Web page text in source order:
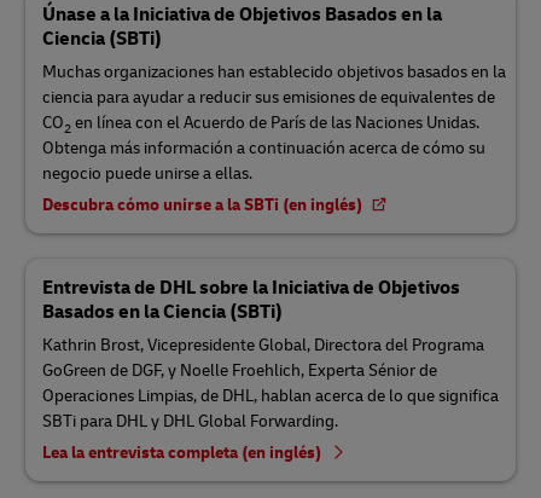
Únase a la Iniciativa de Objetivos Basados en la
Ciencia (SBTi)
Muchas organizaciones han establecido objetivos basados en la
ciencia para ayudar a reducir sus emisiones de equivalentes de
CO2 en línea con el Acuerdo de París de las Naciones Unidas.
Obtenga más información a continuación acerca de cómo su
negocio puede unirse a ellas.
Descubra cómo unirse a la SBTi (en inglés)
Entrevista de DHL sobre la Iniciativa de Objetivos
Basados en la Ciencia (SBTi)
Kathrin Brost, Vicepresidente Global, Directora del Programa
GoGreen de DGF, y Noelle Froehlich, Experta Sénior de
Operaciones Limpias, de DHL, hablan acerca de lo que significa
SBTi para DHL y DHL Global Forwarding.
Lea la entrevista completa (en inglés)